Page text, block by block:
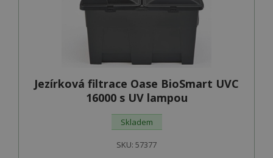
Jezírková filtrace Oase BioSmart UVC
16000 s UV lampou
Skladem
SKU: 57377